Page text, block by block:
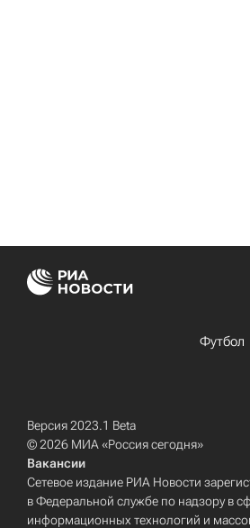
Футбол
Версия 2023.1 Beta
© 2026 МИА «Россия сегодня»
Вакансии
Сетевое издание РИА Новости
в Федеральной службе по надзору в
информационных технологий и